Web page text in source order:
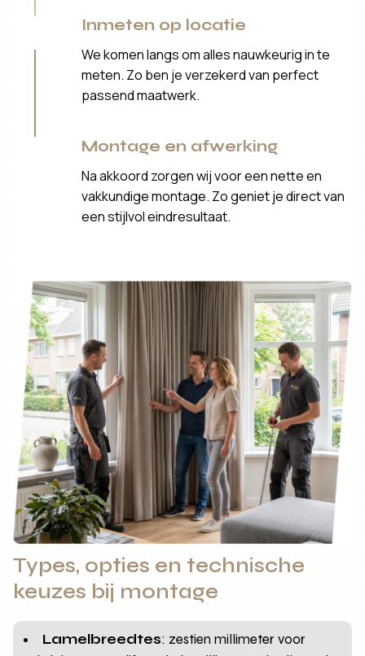
Inmeten op locatie
We komen langs om alles nauwkeurig in te
meten. Zo ben je verzekerd van perfect
passend maatwerk.
Montage en afwerking
Na akkoord zorgen wij voor een nette en
vakkundige montage. Zo geniet je direct van
een stijlvol eindresultaat.
Types, opties en technische
keuzes bij montage
Lamelbreedtes: zestien millimeter voor